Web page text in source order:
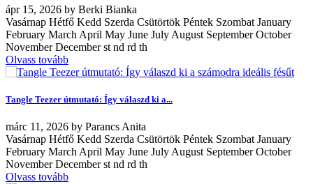
ápr 15, 2026 by Berki Bianka
Vasárnap Hétfő Kedd Szerda Csütörtök Péntek Szombat January
February March April May June July August September October
November December st nd rd th
Olvass tovább
Tangle Teezer útmutató: Így válaszd ki a...
márc 11, 2026 by Parancs Anita
Vasárnap Hétfő Kedd Szerda Csütörtök Péntek Szombat January
February March April May June July August September October
November December st nd rd th
Olvass tovább